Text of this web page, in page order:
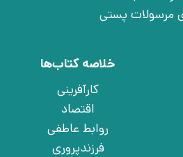
مرسولات پستی
خلاصه کتاب‌ها
کارآفرینی
اقتصاد
روابط عاطفی
فرزندپروری